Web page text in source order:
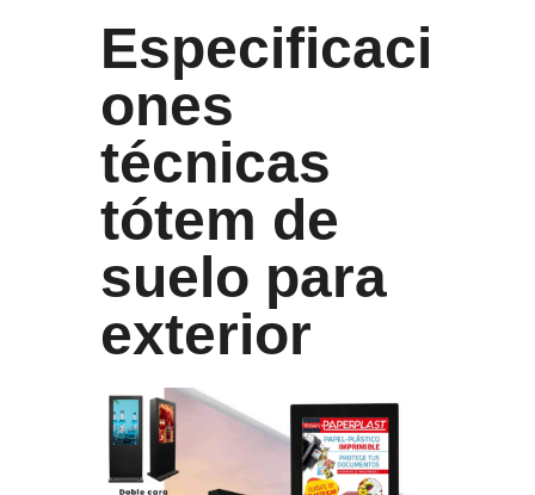
Especificaci
ones
técnicas
tótem de
suelo para
exterior